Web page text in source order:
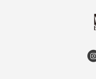
ふじみ野・鶴瀬・上福岡